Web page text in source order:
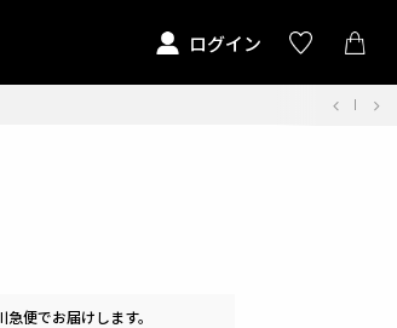
ログイン
急便でお届けします。